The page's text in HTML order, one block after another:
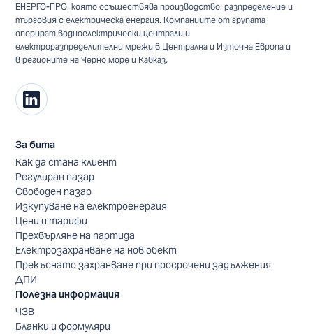
ЕНЕРГО-ПРО, която осъществява производство, разпределение и
търговия с електрическа енергия. Компаниите от групата
оперират водноелектрически централи и
електроразпределителни мрежи в Централна и Източна Европа и
в регионите на Черно море и Кавказ.
За бита
Как да стана клиент
Регулиран пазар
Свободен пазар
Изкупуване на електроенергия
Цени и тарифи
Прехвърляне на партида
Електрозахранване на нов обект
Прекъснато захранване при просрочени задължения
ДПИ
Полезна информация
ЧЗВ
Бланки и формуляри